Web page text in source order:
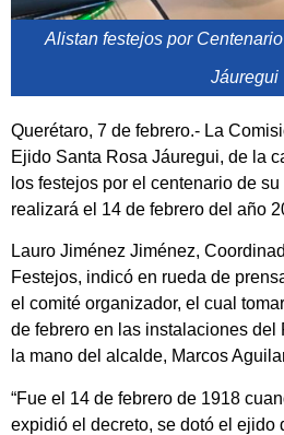
Alistan festejos por
Jáuregui
Querétaro, 7 de febrero.- La
Ejido Santa Rosa Jáuregui, de la
los festejos por el centenario de
realizará el 14 de febrero del año
Lauro Jiménez Jiménez,
Festejos, indicó en rueda de
el comité organizador, el cual
de febrero en las instalaciones del
la mano del alcalde, Marcos
“Fue el 14 de febrero de 1918
expidió el decreto, se dotó el ejido